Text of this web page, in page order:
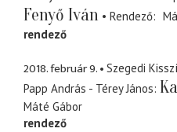
Fenyő Iván Rendező
rendező
2018. február 9.
Szegedi
Papp András - Térey János
Máté Gábor
rendező